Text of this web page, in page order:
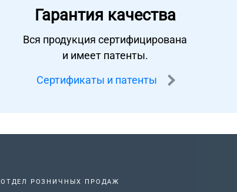
Гарантия качества
Вся продукция сертифицирована
и имеет патенты.
Сертификаты и патенты
ОТДЕЛ РОЗНИЧНЫХ ПРОДАЖ